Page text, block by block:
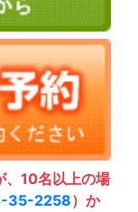
、10名以上の場
35-2258）か